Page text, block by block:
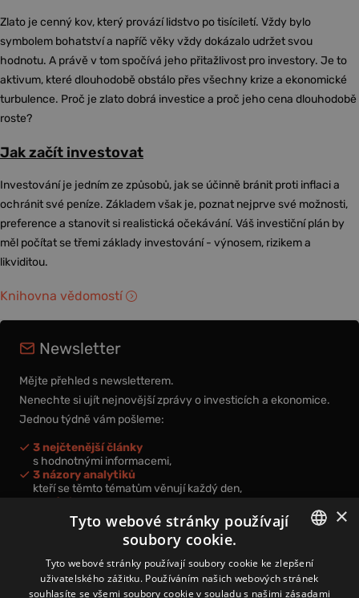
Zlato je cenný kov, který provází lidstvo po tisíciletí. Vždy bylo
symbolem bohatství a napříč věky vždy dokázalo udržet svou
hodnotu. A právě v tom spočívá jeho přitažlivost pro investory. Je to
aktivum, které dlouhodobě obstálo přes všechny krize a ekonomické
turbulence. Proč je zlato dobrá investice a proč jeho cena dlouhodobě
roste?
Jak začít investovat
Investování je jedním ze způsobů, jak se účinně bránit proti inflaci a
ochránit své peníze. Základem však je, poznat nejprve své možnosti,
preference a stanovit si realistická očekávání. Váš investiční plán by
měl počítat se třemi základy investování - výnosem, rizikem a
likviditou.
Knihovna vědomostí
Newsletter
Mějte přehled s newsletterem.
Nenechte si ujít nejnovější zprávy o investicích a ekonomice.
Jednou týdně vám pošleme:
3 nejčtenější články
s hodnotnými informacemi,
3 názory analytiků
kteří se těmto tématům věnují každý den,
nová videa a podcasty
k prohloubení vašich znalostí.
Přihlášením k newsletteru vyjadřujete svůj souhlas spodmínkami
CZECH
×
Tyto webové stránky používají
soubory cookie.
Tyto webové stránky používají soubory cookie ke zlepšení
uživatelského zážitku. Používáním našich webových stránek
souhlasíte se všemi soubory cookie v souladu s našimi zásadami